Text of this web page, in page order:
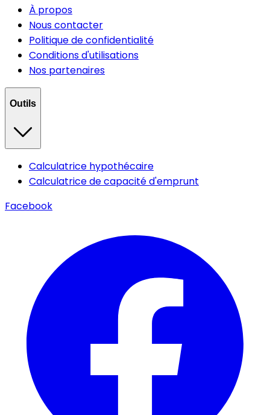
À propos
Nous contacter
Politique de confidentialité
Conditions d'utilisations
Nos partenaires
Outils
Calculatrice hypothécaire
Calculatrice de capacité d'emprunt
Facebook